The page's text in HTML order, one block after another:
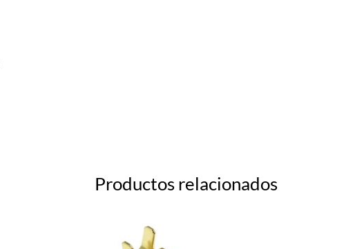
Productos relacionados